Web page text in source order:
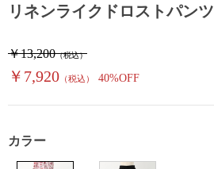
リネンライクドロストパンツ
￥13,200（税込）
￥7,920 （税込） 40%OFF
カラー